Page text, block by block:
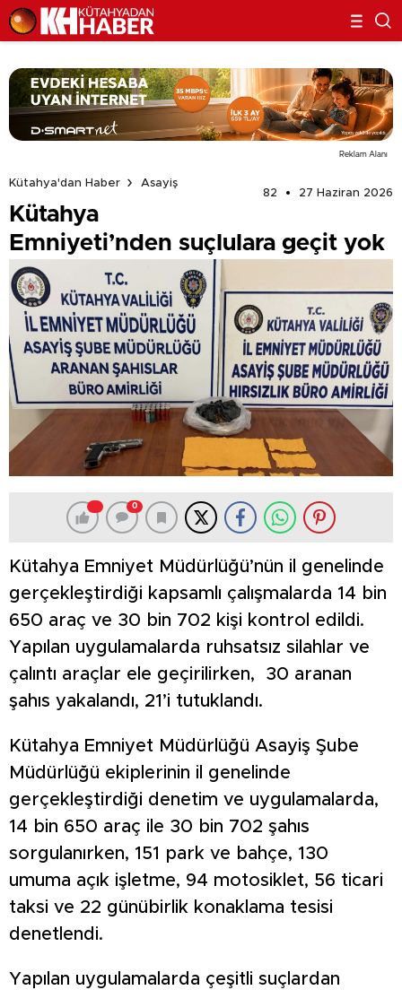
Reklam Alanı
Kütahya'dan Haber
Asayiş
82
27 Haziran 2026
Kütahya
Emniyeti’nden suçlulara geçit yok
0
Kütahya Emniyet Müdürlüğü’nün il genelinde
gerçekleştirdiği kapsamlı çalışmalarda 14 bin
650 araç ve 30 bin 702 kişi kontrol edildi.
Yapılan uygulamalarda ruhsatsız silahlar ve
çalıntı araçlar ele geçirilirken, 30 aranan
şahıs yakalandı, 21’i tutuklandı.
Kütahya Emniyet Müdürlüğü Asayiş Şube
Müdürlüğü ekiplerinin il genelinde
gerçekleştirdiği denetim ve uygulamalarda,
14 bin 650 araç ile 30 bin 702 şahıs
sorgulanırken, 151 park ve bahçe, 130
umuma açık işletme, 94 motosiklet, 56 ticari
taksi ve 22 günübirlik konaklama tesisi
denetlendi.
Yapılan uygulamalarda çeşitli suçlardan